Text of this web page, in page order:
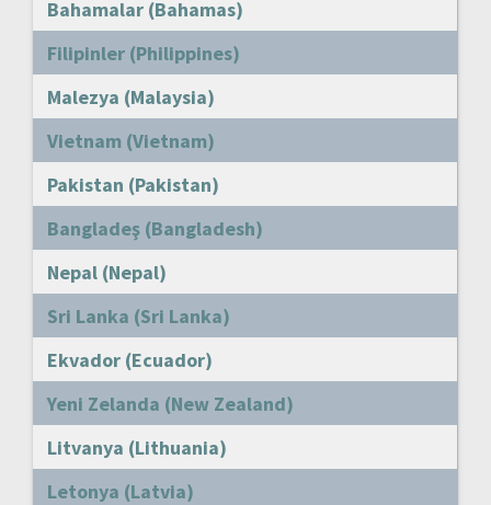
Bahamalar (Bahamas)
Filipinler (Philippines)
Malezya (Malaysia)
Vietnam (Vietnam)
Pakistan (Pakistan)
Bangladeş (Bangladesh)
Nepal (Nepal)
Sri Lanka (Sri Lanka)
Ekvador (Ecuador)
Yeni Zelanda (New Zealand)
Litvanya (Lithuania)
Letonya (Latvia)